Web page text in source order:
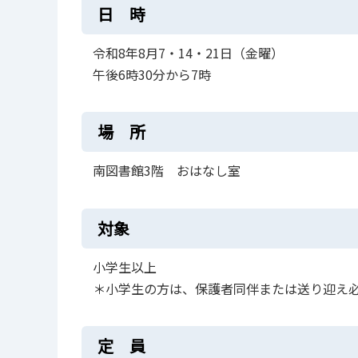
日 時
令和8年8月7・14・21日（金曜）
午後6時30分から7時
場 所
南図書館3階 おはなし室
対象
小学生以上
＊小学生の方は、保護者同伴または送り迎え
定 員